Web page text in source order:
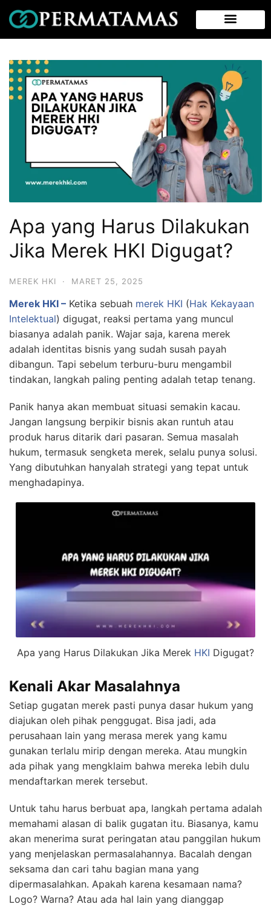
Apa yang Harus Dilakukan
Jika Merek HKI Digugat?
MEREK HKI · MARET 25, 2025
Merek HKI – Ketika sebuah merek HKI (Hak Kekayaan
Intelektual) digugat, reaksi pertama yang muncul
biasanya adalah panik. Wajar saja, karena merek
adalah identitas bisnis yang sudah susah payah
dibangun. Tapi sebelum terburu-buru mengambil
tindakan, langkah paling penting adalah tetap tenang.
Panik hanya akan membuat situasi semakin kacau.
Jangan langsung berpikir bisnis akan runtuh atau
produk harus ditarik dari pasaran. Semua masalah
hukum, termasuk sengketa merek, selalu punya solusi.
Yang dibutuhkan hanyalah strategi yang tepat untuk
menghadapinya.
Apa yang Harus Dilakukan Jika Merek HKI Digugat?
Kenali Akar Masalahnya
Setiap gugatan merek pasti punya dasar hukum yang
diajukan oleh pihak penggugat. Bisa jadi, ada
perusahaan lain yang merasa merek yang kamu
gunakan terlalu mirip dengan mereka. Atau mungkin
ada pihak yang mengklaim bahwa mereka lebih dulu
mendaftarkan merek tersebut.
Untuk tahu harus berbuat apa, langkah pertama adalah
memahami alasan di balik gugatan itu. Biasanya, kamu
akan menerima surat peringatan atau panggilan hukum
yang menjelaskan permasalahannya. Bacalah dengan
seksama dan cari tahu bagian mana yang
dipermasalahkan. Apakah karena kesamaan nama?
Logo? Warna? Atau ada hal lain yang dianggap